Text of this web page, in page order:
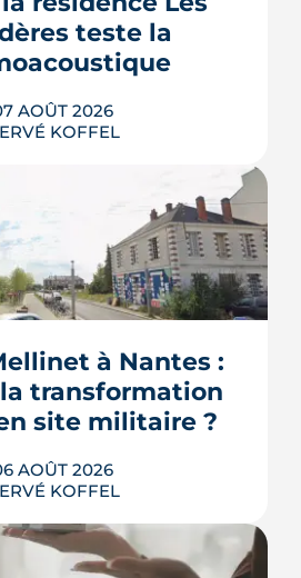
teste la
AOÛT 2026
KOFFEL
fait produire de
par le son » à un
de Bellevue-
à hélium
réseau de chaleur
an grandeur nature.
L'ARTICLE
à Nantes :
transformation
site militaire ?
AOÛT 2026
KOFFEL